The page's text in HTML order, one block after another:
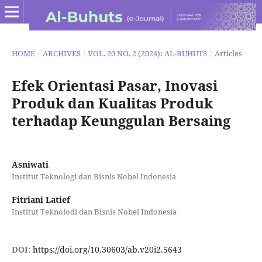
HOME / ARCHIVES / VOL. 20 NO. 2 (2024): AL-BUHUTS / Articles
Efek Orientasi Pasar, Inovasi
Produk dan Kualitas Produk
terhadap Keunggulan Bersaing
Asniwati
Institut Teknologi dan Bisnis Nobel Indonesia
Fitriani Latief
Institut Teknolodi dan Bisnis Nobel Indonesia
DOI: https://doi.org/10.30603/ab.v20i2.5643